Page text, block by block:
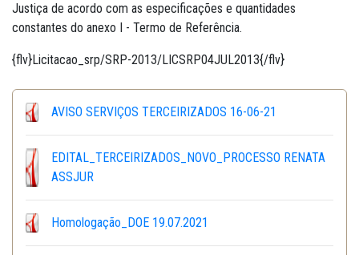
Justiça de acordo com as especificações e quantidades
constantes do anexo I - Termo de Referência.
{flv}Licitacao_srp/SRP-2013/LICSRP04JUL2013{/flv}
AVISO SERVIÇOS TERCEIRIZADOS 16-06-21
EDITAL_TERCEIRIZADOS_NOVO_PROCESSO RENATA
ASSJUR
Homologação_DOE 19.07.2021